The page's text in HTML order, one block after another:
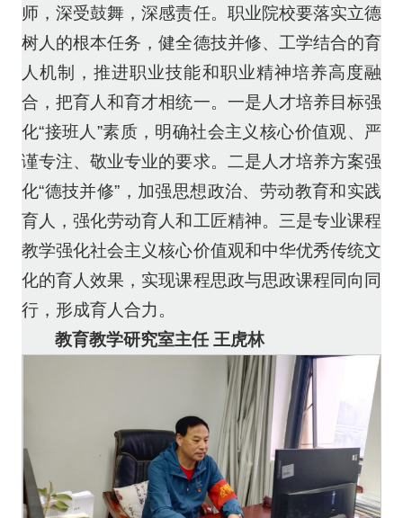
师，深受鼓舞，深感责任。职业院校要落实立德
树人的根本任务，健全德技并修、工学结合的育
人机制，推进职业技能和职业精神培养高度融
合，把育人和育才相统一。一是人才培养目标强
化“接班人”素质，明确社会主义核心价值观、严
谨专注、敬业专业的要求。二是人才培养方案强
化“德技并修”，加强思想政治、劳动教育和实践
育人，强化劳动育人和工匠精神。三是专业课程
教学强化社会主义核心价值观和中华优秀传统文
化的育人效果，实现课程思政与思政课程同向同
行，形成育人合力。
教育教学研究室主任 王虎林